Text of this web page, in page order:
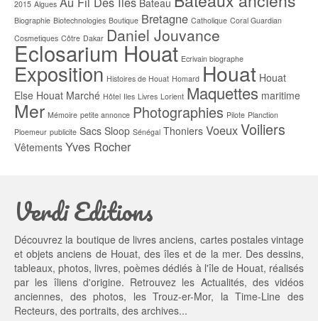
2015 Algues
Biographie Biotechnologies Boutique Bretagne Catholique Coral Guardian
Cosmetiques Côtre Dakar Daniel Jouvance
Eclosarium Houat Ecrivain biographe
Exposition Histoires de Houat Homard Houat Houat
Else Houat Marché Hôtel Iles Livres Lorient Maquettes maritime
Mer Mémoire petite annonce Photographies Pilote Planction
Ploemeur publicite Sacs Sloop Sénégal Thoniers VoeuxVoiliers
Vêtements Yves Rocher
Verdi Editions
Découvrez la boutique de livres anciens, cartes postales vintage
et objets anciens de Houat, des îles et de la mer. Des dessins,
tableaux, photos, livres, poèmes dédiés à l'île de Houat, réalisés
par les îliens d'origine. Retrouvez les Actualités, des vidéos
anciennes, desphotos, lesTrouz-er-Mor, laTime-Line des
Recteurs, des portraits, des archives...